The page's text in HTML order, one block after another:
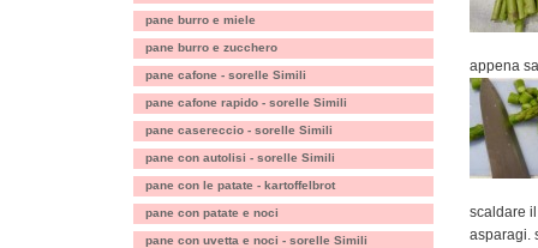
pane burro e miele
pane burro e zucchero
pane cafone - sorelle Simili
pane cafone rapido - sorelle Simili
pane casereccio - sorelle Simili
pane con autolisi - sorelle Simili
pane con le patate - kartoffelbrot
pane con patate e noci
pane con uvetta e noci - sorelle Simili
appena
scaldare
asparagi.